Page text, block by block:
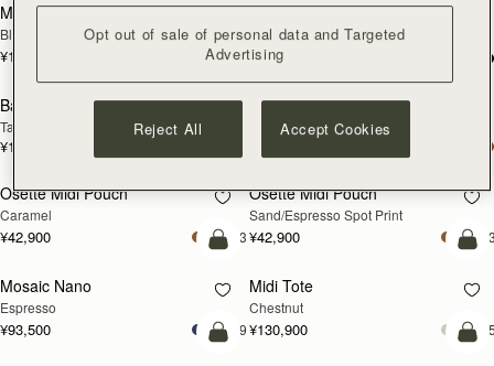
Mosaic Bag
Black
¥108,900 +10
Charlotte Drawstring
Chocolate Suede
¥75,900
カートに追加
Barra Mini
Tan
¥115,500
Barra Mini
Espresso
カートに追加
Osette Midi Pouch
Caramel
¥42,900 +3
Osette Midi Pouch
Sand/Espresso Spot Print
¥42,900
カートに追加
Mosaic Nano
Espresso
¥93,500 +9
カ
Midi Tote
Chestnut
¥130,900
カートに追加
カ
Opt out of sale of personal data and Targeted
Advertising
Reject All Accept Cookies